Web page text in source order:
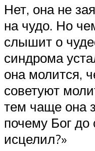
Нет, она не
на чудо. Но
слышит о
синдрома
она молится,
советуют
тем чаще она
почему Бог
исцелил?»